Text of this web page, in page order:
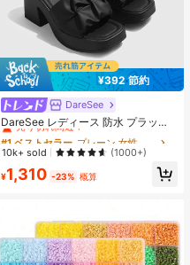
¥392 節約
DareSee
DareSee レディース 防水 プラット
フォーム 厚底サンダル オープントゥ
スリッポンシューズ 夏新作 チャンキ
ーハイヒール Y2Kスタイル 通学向け
#1 ベストセラー
売り切れ間近！
#1 ベストセラー
売り切れ間近！
#1 ベストセラー
売り切れ間近！
#1 ベストセラー
売り切れ間近！
10k+ sold (1000+)
¥1,310 -23% 概算